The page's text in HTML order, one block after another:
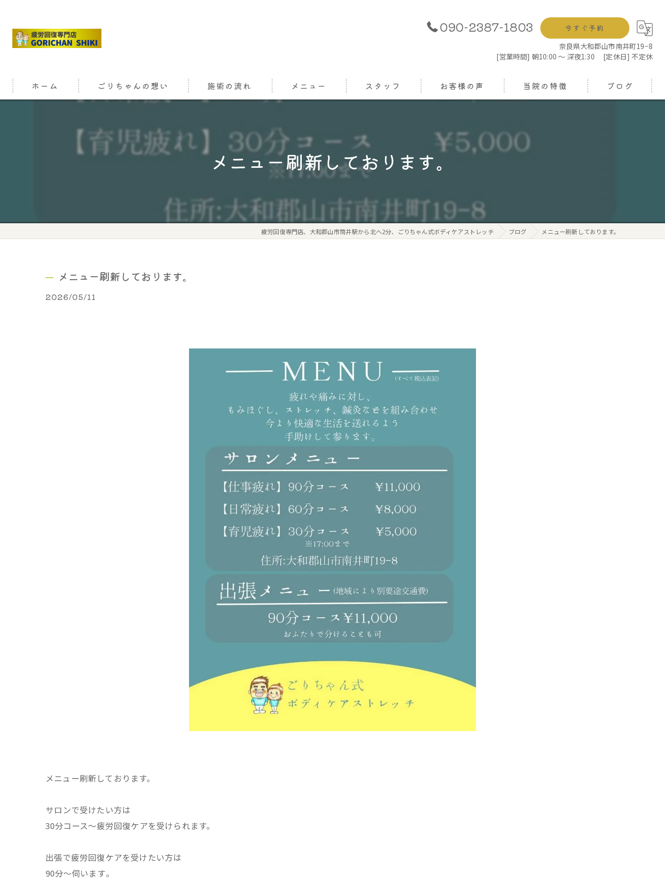
090-2387-1803
今すぐ予約
奈良県大和郡山市南井町19−8
[営業時間] 朝10:00 ～ 深夜1:30 [定休日] 不定休
ホーム ごりちゃんの想い 施術の流れ メニュー スタッフ お客様の声 当院の特徴
もみほぐし
ブログ
メニュー刷新しております。
疲労回復専門店、大和郡山市筒井駅から北へ2分、ごりちゃん式ボディケアストレッチ ブログ メニュー刷新しております。
メニュー刷新しております。
2026/05/11
メニュー刷新しております。⁡
⁡サロンで受けたい方は⁡
⁡30分コース〜疲労回復ケアを受けられます。⁡
⁡出張で疲労回復ケアを受けたい方は⁡
⁡90分〜伺います⁡。⁡